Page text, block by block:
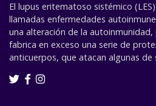
El lupus eritematoso sistémico
llamadas enfermedades
una alteración de la
fabrica en exceso una serie de
anticuerpos, que atacan algunas de